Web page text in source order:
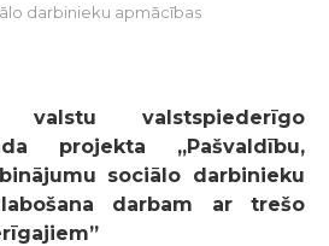
darbinieku apmācības
valstspiederīgo
projekta „Pašvaldību,
sociālo darbinieku
darbam ar trešo